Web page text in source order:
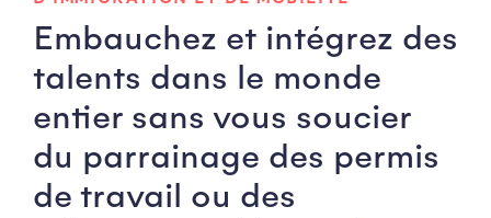
Embauchez et intégrez des
talents dans le monde
entier sans vous soucier
du parrainage des permis
de travail ou des